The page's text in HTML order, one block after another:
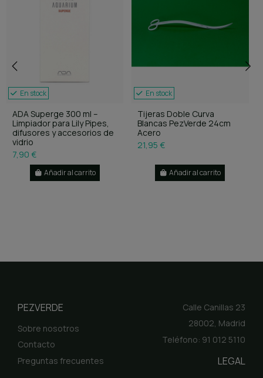
En stock
ADA Superge 300 ml –
Limpiador para Lily Pipes,
difusores y accesorios de
vidrio
7,90 €
Añadir al carrito
En stock
Tijeras Doble Curva
Blancas PezVerde 24cm
Acero
21,95 €
Añadir al carrito
PEZVERDE
Sobre nosotros
Contacto
Preguntas frecuentes
Calle Canillas 23
28002, Madrid
Teléfono: 91 012 5110
LEGAL